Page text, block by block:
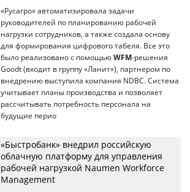
«Русагро» автоматизировала задачи
руководителей по планированию рабочей
нагрузки сотрудников, а также создала основу
для формирования цифрового табеля. Все это
было реализовано с помощью WFM-решения
Goodt (входит в группу «Ланит»), партнером по
внедрению выступила компания NDBC. Система
учитывает планы производства и позволяет
рассчитывать потребность персонала на
будущие перио
«Быстробанк» внедрил российскую
облачную платформу для управления
рабочей нагрузкой Naumen Workforce
Management